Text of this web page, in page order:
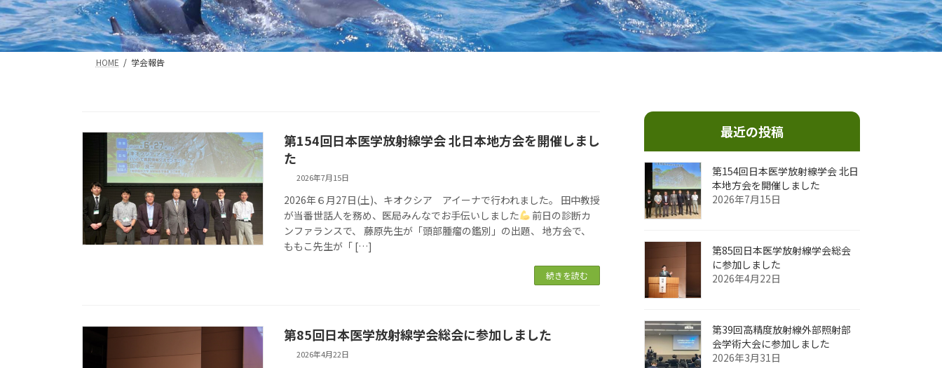
HOME 学会報告
第154回⽇本医学放射線学会 北⽇本地⽅会を開催しまし
た
2026年7月15日
2026年６月27日(土)、キオクシア アイーナで行われました。 田中教授
が当番世話人を務め、医局みんなでお手伝いしました
前日の診断カ
ンファランスで、 藤原先生が「頭部腫瘤の鑑別」の出題、 地方会で、
ももこ先生が「 […]
続きを読む
第85回日本医学放射線学会総会に参加しました
2026年4月22日
最近の投稿
第154回⽇本医学放射線学会 北⽇
本地⽅会を開催しました
2026年7月15日
第85回日本医学放射線学会総会
に参加しました
2026年4月22日
第39回高精度放射線外部照射部
会学術大会に参加しました
2026年3月31日